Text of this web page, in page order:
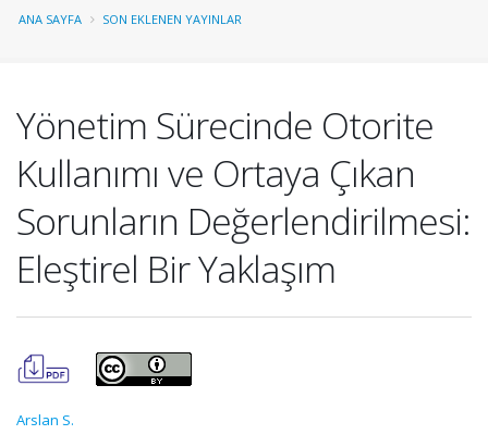
ANA SAYFA SON EKLENEN YAYINLAR
Yönetim Sürecinde Otorite
Kullanımı ve Ortaya Çıkan
Sorunların Değerlendirilmesi:
Eleştirel Bir Yaklaşım
Arslan S.